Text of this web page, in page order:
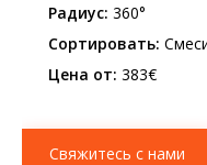
Радиус: 360°
Сортировать:
Цена от: 383€
Свяжитесь с нами